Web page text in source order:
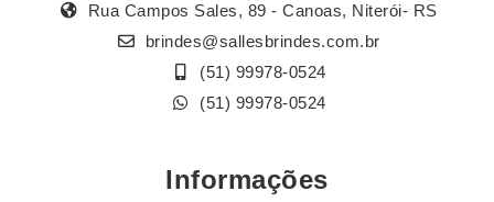
Rua Campos Sales, 89 - Canoas, Niterói- RS
brindes@sallesbrindes.com.br
(51) 99978-0524
(51) 99978-0524
Informações